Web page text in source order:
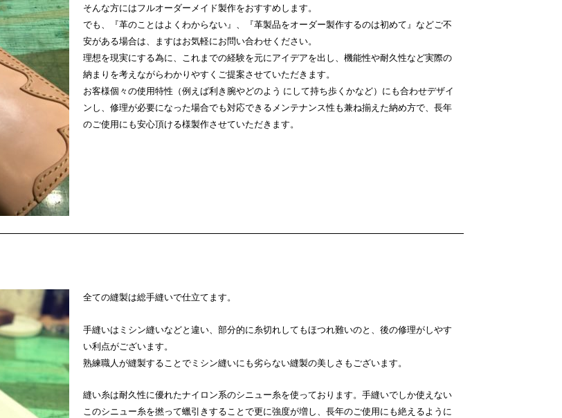
そんな方にはフルオーダーメイド製作をおすすめします。
でも、『革のことはよくわからない』、『革製品をオーダー製作するのは初めて』などご不
安がある場合は、ますはお気軽にお問い合わせください。
理想を現実にする為に、これまでの経験を元にアイデアを出し、機能性や耐久性など実際の
納まりを考えながらわかりやすくご提案させていただきます。
お客様個々の使用特性（例えば利き腕やどのよう にして持ち歩くかなど）にも合わせデザイ
ンし、修理が必要になった場合でも対応できるメンテナンス性も兼ね揃えた納め方で、長年
のご使用にも安心頂ける様製作させていただきます。
全ての縫製は総手縫いで仕立てます。
手縫いはミシン縫いなどと違い、部分的に糸切れしてもほつれ難いのと、後の修理がしやす
い利点がございます。
熟練職人が縫製することでミシン縫いにも劣らない縫製の美しさもございます。
縫い糸は耐久性に優れたナイロン系のシニュー糸を使っております。手縫いでしか使えない
このシニュー糸を撚って蠟引きすることで更に強度が増し、長年のご使用にも絶えるように